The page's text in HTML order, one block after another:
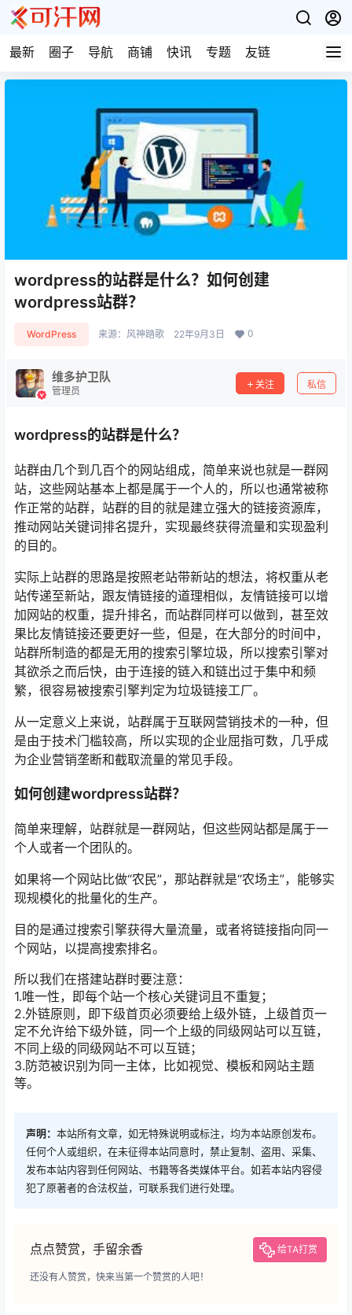
最新 圈子 导航 商铺 快讯 专题 友链
wordpress的站群是什么？如何创建
wordpress站群？
WordPress 来源： 风神踏歌 22年9月3日 0
维多护卫队
管理员
关注 私信
wordpress的站群是什么？
站群由几个到几百个的网站组成，简单来说也就是一群网
站，这些网站基本上都是属于一个人的，所以也通常被称
作正常的站群，站群的目的就是建立强大的链接资源库，
推动网站关键词排名提升，实现最终获得流量和实现盈利
的目的。
实际上站群的思路是按照老站带新站的想法，将权重从老
站传递至新站，跟友情链接的道理相似，友情链接可以增
加网站的权重，提升排名，而站群同样可以做到，甚至效
果比友情链接还要更好一些，但是，在大部分的时间中，
站群所制造的都是无用的搜索引擎垃圾，所以搜索引擎对
其欲杀之而后快，由于连接的链入和链出过于集中和频
繁，很容易被搜索引擎判定为垃圾链接工厂。
从一定意义上来说，站群属于互联网营销技术的一种，但
是由于技术门槛较高，所以实现的企业屈指可数，几乎成
为企业营销垄断和截取流量的常见手段。
如何创建wordpress站群？
简单来理解，站群就是一群网站，但这些网站都是属于一
个人或者一个团队的。
如果将一个网站比做“农民”，那站群就是“农场主”，能够实
现规模化的批量化的生产。
目的是通过搜索引擎获得大量流量，或者将链接指向同一
个网站，以提高搜索排名。
所以我们在搭建站群时要注意：
1.唯一性，即每个站一个核心关键词且不重复；
2.外链原则，即下级首页必须要给上级外链，上级首页一
定不允许给下级外链，同一个上级的同级网站可以互链，
不同上级的同级网站不可以互链；
3.防范被识别为同一主体，比如视觉、模板和网站主题
等。
声明： 本站所有文章，如无特殊说明或标注，均为本站原创发布。
任何个人或组织，在未征得本站同意时，禁止复制、盗用、采集、
发布本站内容到任何网站、书籍等各类媒体平台。如若本站内容侵
犯了原著者的合法权益，可联系我们进行处理。
点点赞赏，手留余香 给TA打赏
还没有人赞赏，快来当第一个赞赏的人吧！